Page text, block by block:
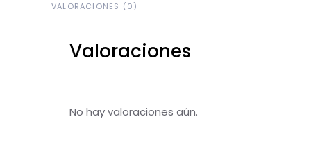
VALORACIONES (0)
Valoraciones
No hay valoraciones aún.